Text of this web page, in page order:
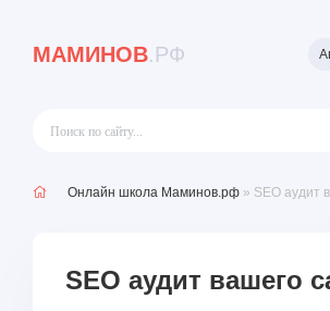
МАМИНОВ.РФ
Онлайн школа Маминов.рф » SEO аудит
SEO аудит вашего